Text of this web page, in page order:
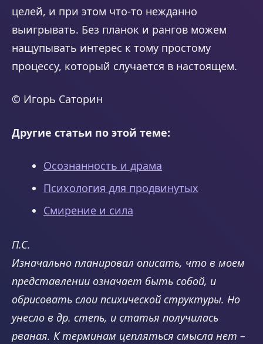
целей, и при этом что-то нежданно
выигрывать. Без планок и рангов можем
нащупывать интерес к тому простому
процессу, который случается в настоящем.
© Игорь Саторин
Другие статьи по этой теме:
Осознанность и драма
Психология для продвинутых
Смирение и сила
П.С.
Изначально планировал описать, что в моем
представлении означает быть собой, и
обрисовать слои психической структуры. Но
унесло в др. степь, и статья получилась
рваная. К терминам цепляться смысла нет –